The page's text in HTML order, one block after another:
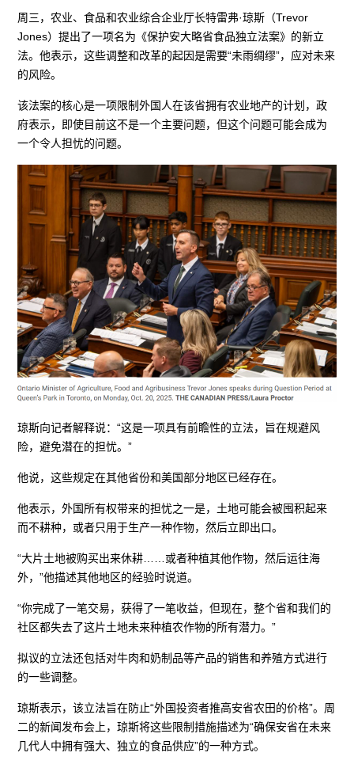
周三，农业、食品和农业综合企业厅长特雷弗·琼斯（Trevor
Jones）提出了一项名为《保护安大略省食品独立法案》的新立
法。他表示，这些调整和改革的起因是需要“未雨绸缪”，应对未来
的风险。
该法案的核心是一项限制外国人在该省拥有农业地产的计划，政
府表示，即使目前这不是一个主要问题，但这个问题可能会成为
一个令人担忧的问题。
琼斯向记者解释说：“这是一项具有前瞻性的立法，旨在规避风
险，避免潜在的担忧。”
他说，这些规定在其他省份和美国部分地区已经存在。
他表示，外国所有权带来的担忧之一是，土地可能会被囤积起来
而不耕种，或者只用于生产一种作物，然后立即出口。
“大片土地被购买出来休耕……或者种植其他作物，然后运往海
外，”他描述其他地区的经验时说道。
“你完成了一笔交易，获得了一笔收益，但现在，整个省和我们的
社区都失去了这片土地未来种植农作物的所有潜力。”
拟议的立法还包括对牛肉和奶制品等产品的销售和养殖方式进行
的一些调整。
琼斯表示，该立法旨在防止“外国投资者推高安省农田的价格”。周
二的新闻发布会上，琼斯将这些限制措施描述为“确保安省在未来
几代人中拥有强大、独立的食品供应”的一种方式。